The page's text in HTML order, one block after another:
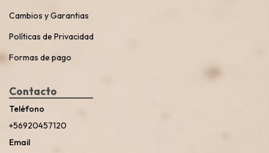
Cambios y Garantias
Políticas de Privacidad
Formas de pago
Contacto
Teléfono
+56920457120
Email